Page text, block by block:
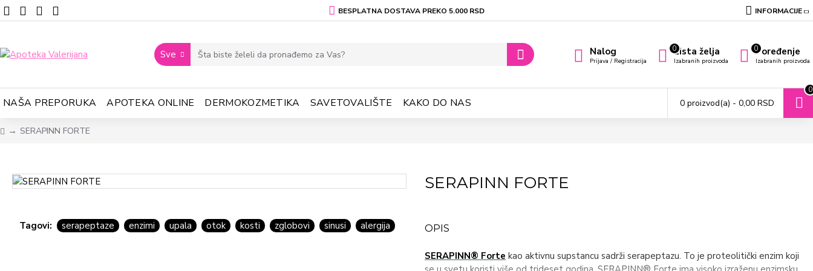
BESPLATNA DOSTAVA PREKO 5.000 RSD INFORMACIJE
Sve Nalog
Prijava / Registracija
Lista želja
Izabranih proizvoda
0 Poređenje
Izabranih proizvoda
0
NAŠA PREPORUKA APOTEKA ONLINE DERMOKOZMETIKA SAVETOVALIŠTE KAKO DO NAS 0 proizvod(a) - 0,00 RSD
0
SERAPINN FORTE
Tagovi: serapeptaze enzimi upala otok kosti zglobovi sinusi alergija
SERAPINN FORTE
OPIS
SERAPINN® Forte kao aktivnu supstancu sadrži serapeptazu. To je proteolitički enzim koji